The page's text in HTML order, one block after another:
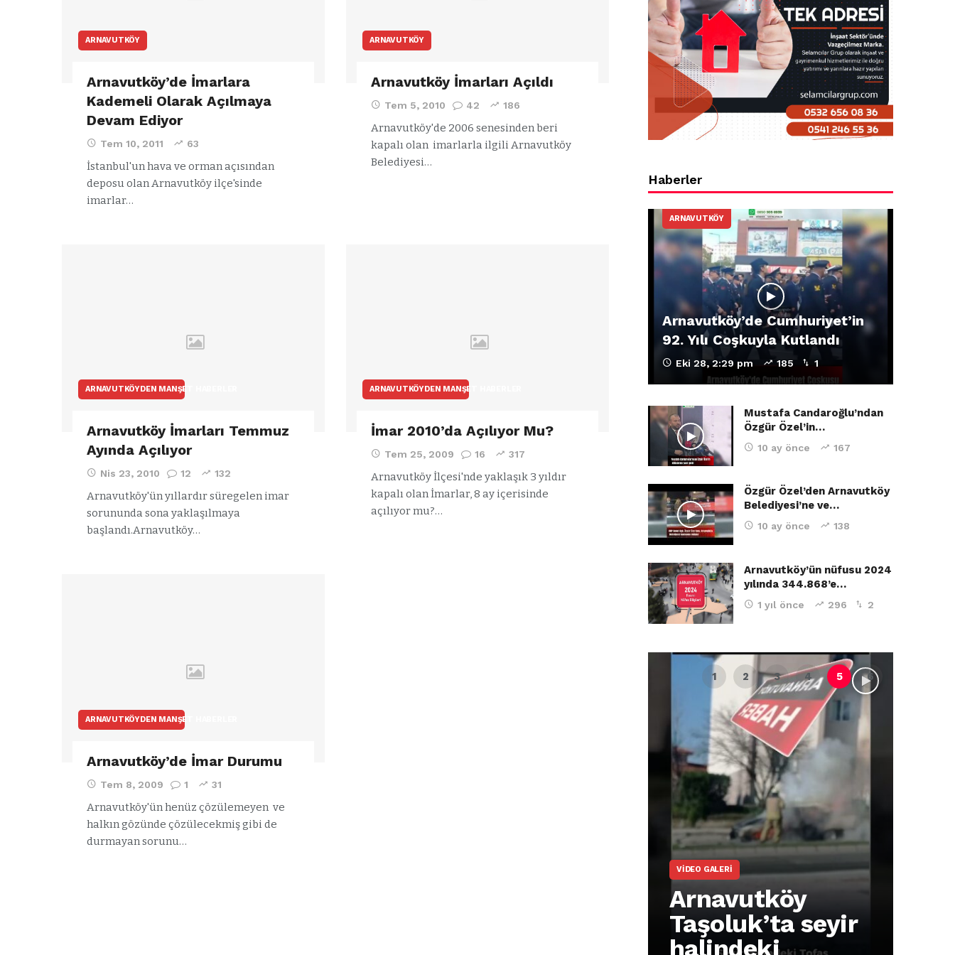
ARNAVUTKÖY
Arnavutköy’de İmarlara
Kademeli Olarak Açılmaya
Devam Ediyor
Tem 10, 2011 63
İstanbul'un hava ve orman açısından
deposu olan Arnavutköy ilçe'sinde
imarlar…
ARNAVUTKÖY
Arnavutköy İmarları Açıldı
Tem 5, 2010 42 186
Arnavutköy'de 2006 senesinden beri
kapalı olan imarlarla ilgili Arnavutköy
Belediyesi…
ARNAVUTKÖYDEN MANŞET HABERLER
Arnavutköy İmarları Temmuz
Ayında Açılıyor
Nis 23, 2010 12 132
Arnavutköy'ün yıllardır süregelen imar
sorununda sona yaklaşılmaya
başlandı.Arnavutköy…
ARNAVUTKÖYDEN MANŞET HABERLER
İmar 2010’da Açılıyor Mu?
Tem 25, 2009 16 317
Arnavutköy İlçesi'nde yaklaşık 3 yıldır
kapalı olan İmarlar, 8 ay içerisinde
açılıyor mu?…
ARNAVUTKÖYDEN MANŞET HABERLER
Arnavutköy’de İmar Durumu
Tem 8, 2009 1 31
Arnavutköy'ün henüz çözülemeyen ve
halkın gözünde çözülecekmiş gibi de
durmayan sorunu…
Haberler
ARNAVUTKÖY
Arnavutköy’de Cumhuriyet’in
92. Yılı Coşkuyla Kutlandı
Eki 28, 2:29 pm 185 1
Mustafa Candaroğlu’ndan
Özgür Özel’in…
10 ay önce 167
Özgür Özel’den Arnavutköy
Belediyesi’ne ve…
10 ay önce 138
Arnavutköy’ün nüfusu 2024
yılında 344.868’e…
1 yıl önce 296 2
VIDEO GALERI
Arnavutköy
Taşoluk’ta seyir
halindeki